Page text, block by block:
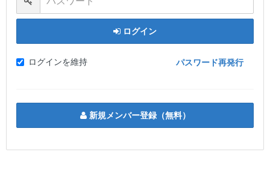
ログイン
ログインを維持 パスワード再発行
新規メンバー登録（無料）